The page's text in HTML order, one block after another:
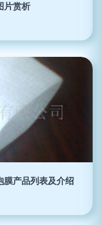
片赏析
产品列表及介绍